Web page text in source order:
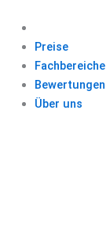
Preise
Fachbereiche
Bewertungen
Über uns